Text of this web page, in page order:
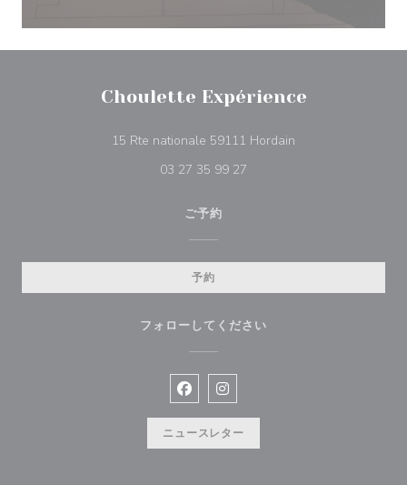
Choulette Expérience
15 Rte nationale 59111 Hordain
03 27 35 99 27
ご予約
予約
フォローしてください
Facebook ((新しいウィンドウで
Instagram ((新しいウィンド
ニュースレター